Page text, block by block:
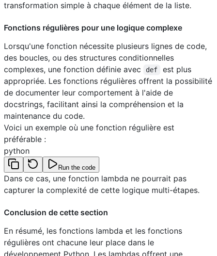
transformation simple à chaque élément de la liste.
Fonctions régulières pour une logique complexe
Lorsqu'une fonction nécessite plusieurs lignes de code,
des boucles, ou des structures conditionnelles
complexes, une fonction définie avec
def
est plus
appropriée. Les fonctions régulières offrent la possibilité
de documenter leur comportement à l'aide de
docstrings, facilitant ainsi la compréhension et la
maintenance du code.
Voici un exemple où une fonction régulière est
préférable :
python
Run the code
Dans ce cas, une fonction lambda ne pourrait pas
capturer la complexité de cette logique multi-étapes.
Conclusion de cette section
En résumé, les fonctions lambda et les fonctions
régulières ont chacune leur place dans le